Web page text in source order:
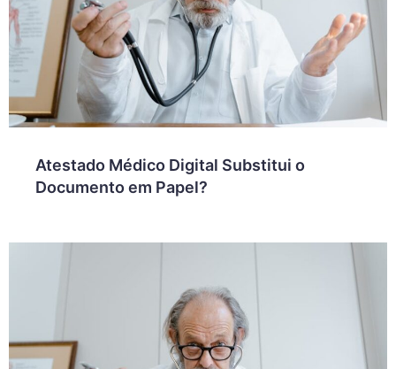
Atestado Médico Digital Substitui o
Documento em Papel?